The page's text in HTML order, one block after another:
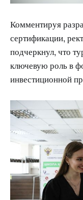
Комментируя
сертификации,
подчеркнул, что
ключевую роль в
инвестиционной